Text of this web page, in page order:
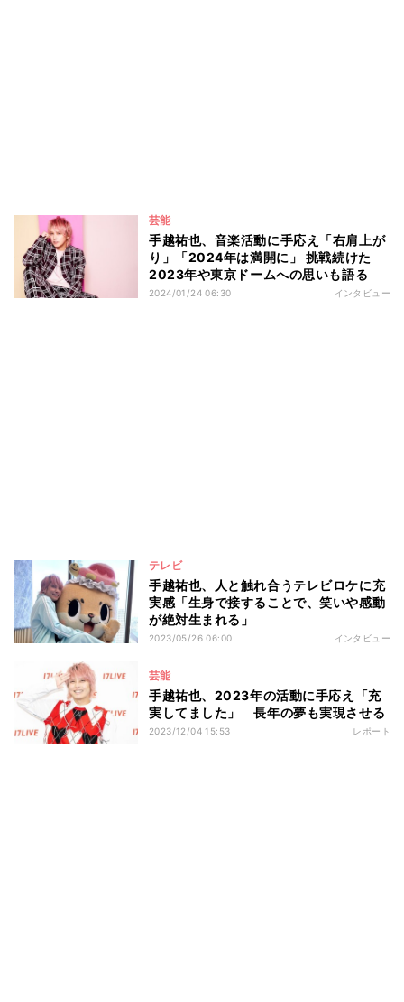
芸能
手越祐也、音楽活動に手応え「右肩上が
り」「2024年は満開に」 挑戦続けた
2023年や東京ドームへの思いも語る
2024/01/24 06:30 インタビュー
テレビ
手越祐也、人と触れ合うテレビロケに充
実感「生身で接することで、笑いや感動
が絶対生まれる」
2023/05/26 06:00 インタビュー
芸能
手越祐也、2023年の活動に手応え「充
実してました」 長年の夢も実現させる
2023/12/04 15:53 レポート